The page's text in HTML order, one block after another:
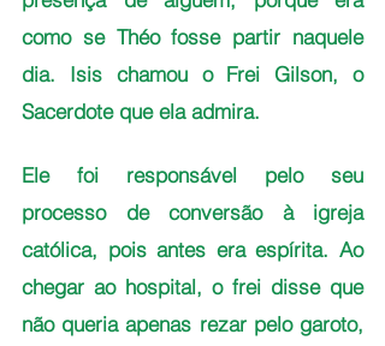
como se Théo fosse partir naquele
dia. Isis chamou o Frei Gilson, o
Sacerdote que ela admira.
Ele foi responsável pelo seu
processo de conversão à igreja
católica, pois antes era espírita. Ao
chegar ao hospital, o frei disse que
não queria apenas rezar pelo garoto,